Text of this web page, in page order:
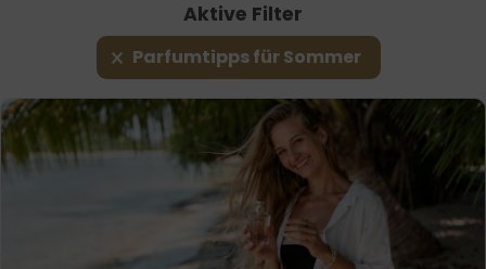
Aktive Filter
Aktive Filter
Parfumtipps für Sommer